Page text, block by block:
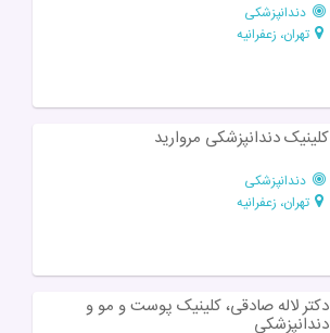
دندانپزشکی
تهران، زعفرانیه
کلینیک دندانپزشکی مروارید
دندانپزشکی
تهران، زعفرانیه
دکتر لاله صادقی، کلینیک پوست و مو و
دندانپزشکی